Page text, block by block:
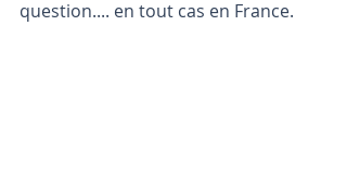
question.... en tout cas en France.